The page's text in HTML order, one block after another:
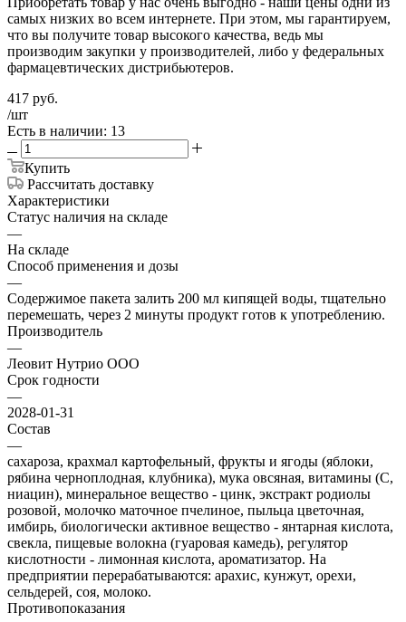
самых низких во всем интернете. При этом, мы гарантируем,
что вы получите товар высокого качества, ведь мы
производим закупки у производителей, либо у федеральных
фармацевтических дистрибьютеров.
417 руб.
/шт
Есть в наличии: 13
Купить
Рассчитать доставку
Характеристики
Статус наличия на складе
—
На складе
Способ применения и дозы
—
Содержимое пакета залить 200 мл кипящей воды, тщательно
перемешать, через 2 минуты продукт готов к употреблению.
Производитель
—
Леовит Нутрио ООО
Срок годности
—
2028-01-31
Состав
—
сахароза, крахмал картофельный, фрукты и ягоды (яблоки,
рябина черноплодная, клубника), мука овсяная, витамины (С,
ниацин), минеральное вещество - цинк, экстракт родиолы
розовой, молочко маточное пчелиное, пыльца цветочная,
имбирь, биологически активное вещество - янтарная кислота,
свекла, пищевые волокна (гуаровая камедь), регулятор
кислотности - лимонная кислота, ароматизатор. На
предприятии перерабатываются: арахис, кунжут, орехи,
сельдерей, соя, молоко.
Противопоказания